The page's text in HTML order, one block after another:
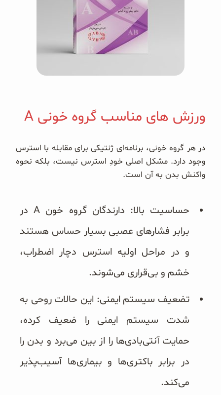
ورزش های مناسب گروه خونی A
در هر گروه خونی، برنامه‌ای ژنتیکی برای مقابله با استرس
وجود دارد. مشکل اصلی خودِ استرس نیست، بلکه نحوه
واکنش بدن به آن است.
حساسیت بالا: دارندگان گروه خون A در
برابر فشارهای عصبی بسیار حساس هستند
و در مراحل اولیه استرس دچار اضطراب،
خشم و بی‌قراری می‌شوند.
تضعیف سیستم ایمنی: این حالات روحی به
شدت سیستم ایمنی را ضعیف کرده،
حمایت آنتی‌بادی‌ها را از بین می‌برد و بدن را
در برابر باکتری‌ها و بیماری‌ها آسیب‌پذیر
می‌کند.